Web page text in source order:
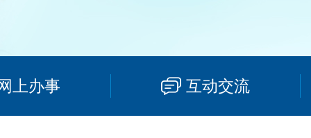
上办事 互动交流